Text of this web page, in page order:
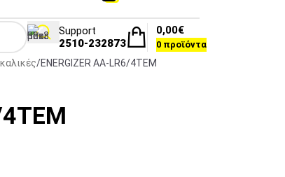
Support
2510-232873
0 προϊόντα
0,00€
ENERGIZER AA-LR6/4TEM